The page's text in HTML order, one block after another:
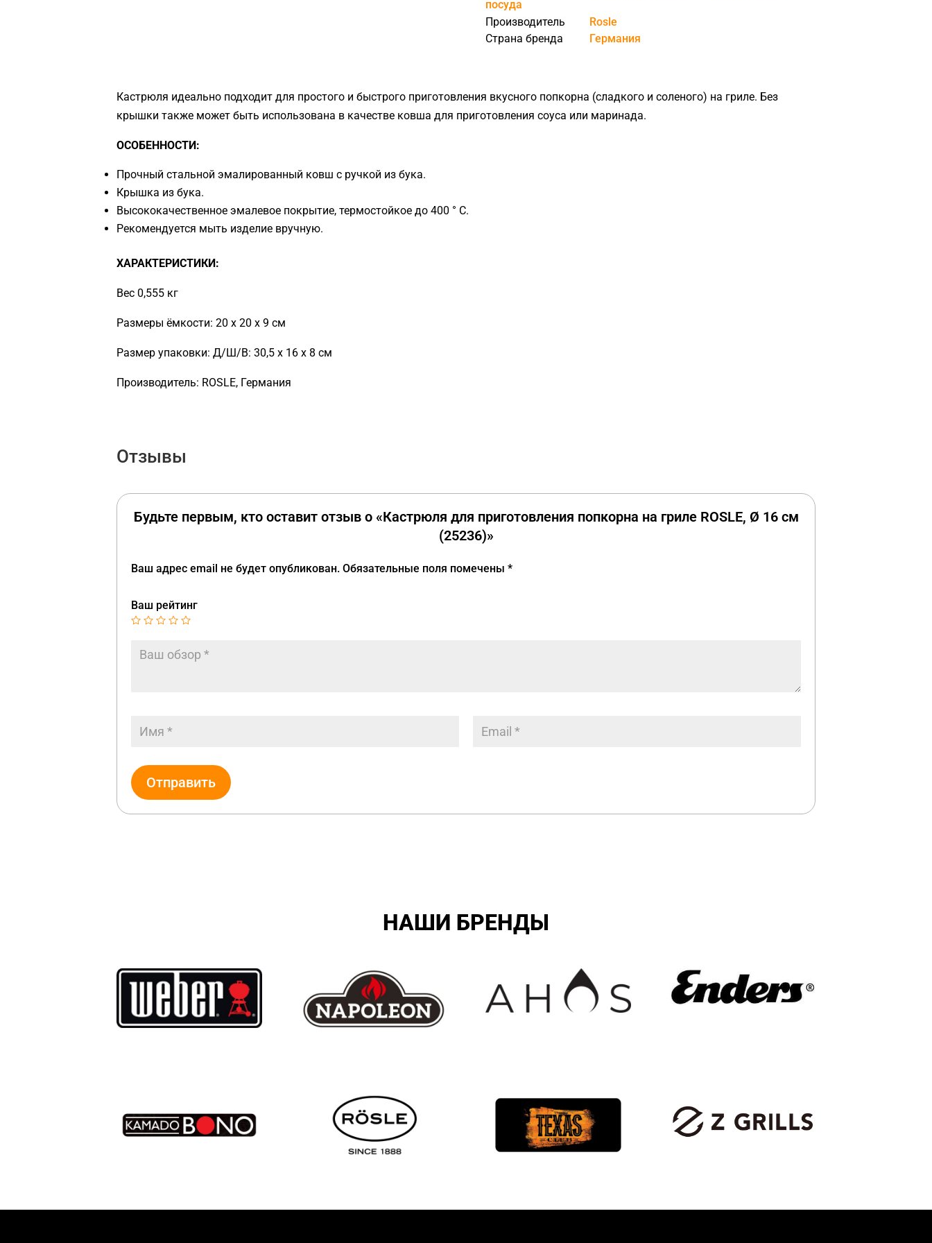
КОМПЛЕКТУЮЩИЕ К
КУХОННЫЕ
ПРИНАДЛЕЖНОСТИ
ГРИЛЕЙ
посуда
Производитель
Rosle
Страна бренда
Германия
Кастрюля идеально подходит для простого и быстрого приготовления вкусного попкорна (сладкого и соленого) на гриле. Без
крышки также может быть использована в качестве ковша для приготовления соуса или маринада.
ОСОБЕННОСТИ:
Прочный стальной эмалированный ковш с ручкой из бука.
Крышка из бука.
Высококачественное эмалевое покрытие, термостойкое до 400 ° C.
Рекомендуется мыть изделие вручную.
ХАРАКТЕРИСТИКИ:
Вес 0,555 кг
Размеры ёмкости: 20 х 20 х 9 см
Размер упаковки: Д/Ш/В: 30,5 х 16 х 8 см
Производитель: ROSLE, Германия
Отзывы
Будьте первым, кто оставит отзыв о «Кастрюля для приготовления попкорна на гриле ROSLE, Ø 16 см
(25236)»
Ваш адрес email не будет опубликован. Обязательные поля помечены *
Ваш рейтинг
Отправить
НАШИ БРЕНДЫ